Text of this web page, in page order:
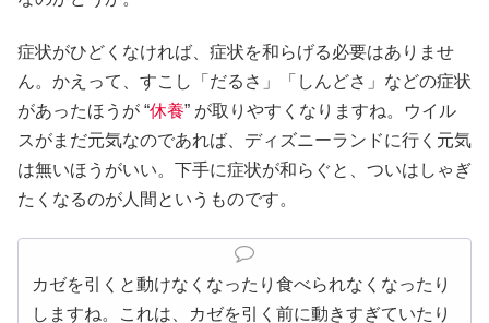
症状がひどくなければ、症状を和らげる必要はありませ
ん。かえって、すこし「だるさ」「しんどさ」などの症状
があったほうが “休養” が取りやすくなりますね。ウイル
スがまだ元気なのであれば、ディズニーランドに行く元気
は無いほうがいい。下手に症状が和らぐと、ついはしゃぎ
たくなるのが人間というものです。
カゼを引くと動けなくなったり食べられなくなったり
しますね。これは、カゼを引く前に動きすぎていたり